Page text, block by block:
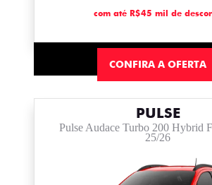
com até R$45 mil de
CONFIRA A OFERTA
PULSE
Pulse Audace Turbo 200 Hybrid
25/26